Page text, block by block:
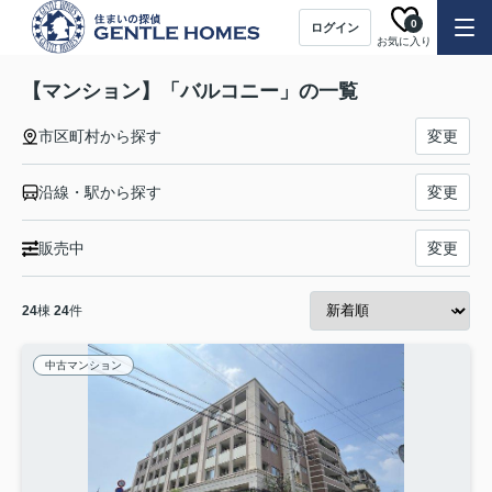
ログイン
お気に入り
0
【マンション】「バルコニー」の一覧
市区町村から探す 変更
沿線・駅から探す 変更
販売中 変更
24棟 24件
中古マンション